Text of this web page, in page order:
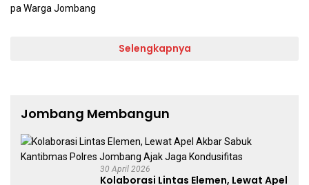
Selengkapnya
Jombang Membangun
30 April 2026
Kolaborasi Lintas Elemen, Lewat Apel